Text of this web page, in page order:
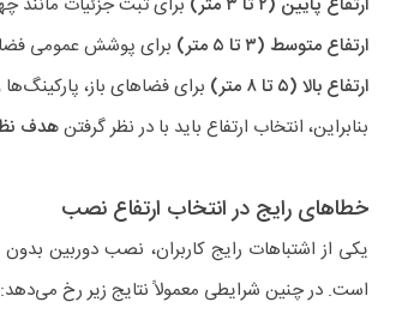
ارتفاع متوسط (۳ تا ۵ متر)
برای پوشش عمومی
ارتفاع بالا (۵ تا ۸ متر)
برای فضاهای باز،
بنابراین، انتخاب ارتفاع باید با در نظر گرفتنهدف
خطاهای رایج در انتخاب ارتفاع نصب
یکی از اشتباهات رایج کاربران، نصب دوربین
است. در چنین شرایطی معمولاً نتایج زیر رخ می‌دهد: